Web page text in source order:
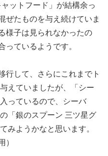
ットフード」が結構余っ
ぜたものを与え続けていま
様子は見られなかったの
っているようです。
行して、さらにこれまでト
えていましたが、「シー
っているので、シーバ
「銀のスプーン 三ツ星グ
みようかなと思います。
）